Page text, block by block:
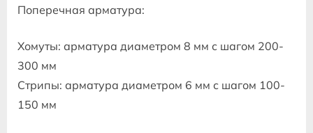
Поперечная арматура:
Хомуты: арматура диаметром 8 мм с шагом 200-
300 мм
Стрипы: арматура диаметром 6 мм с шагом 100-
150 мм